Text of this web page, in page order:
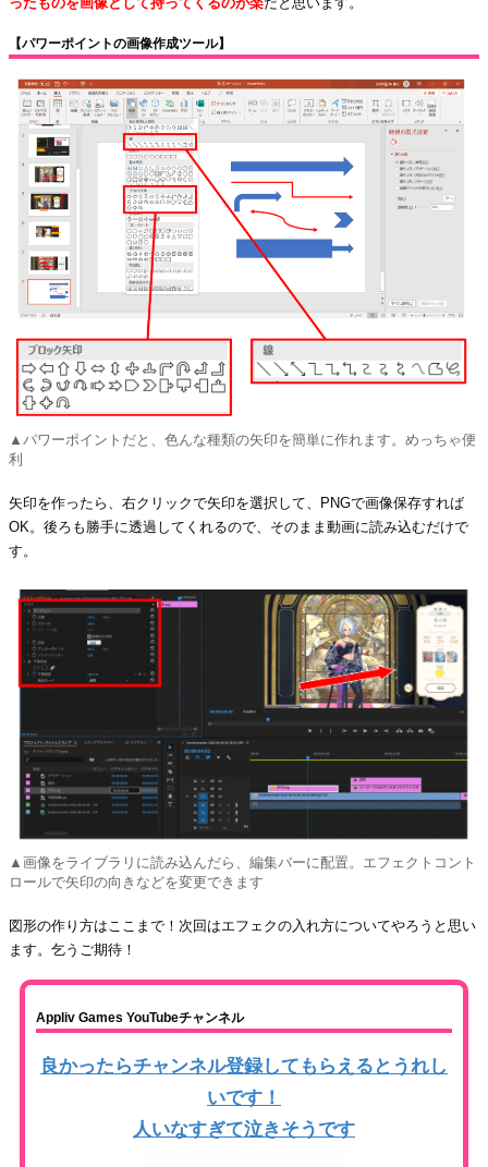
【パワーポイントの画像作成ツール】
▲パワーポイントだと、色んな種類の矢印を簡単に作れます。めっちゃ便
利
矢印を作ったら、右クリックで矢印を選択して、PNGで画像保存すれば
OK。後ろも勝手に透過してくれるので、そのまま動画に読み込むだけで
す。
▲画像をライブラリに読み込んだら、編集バーに配置。エフェクトコント
ロールで矢印の向きなどを変更できます
図形の作り方はここまで！次回はエフェクの入れ方についてやろうと思い
ます。乞うご期待！
Appliv Games YouTubeチャンネル
良かったらチャンネル登録してもらえるとうれし
いです！
人いなすぎて泣きそうです